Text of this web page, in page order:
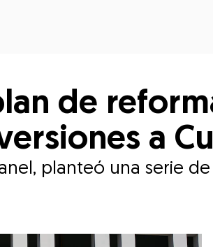
de
a
planteó una serie